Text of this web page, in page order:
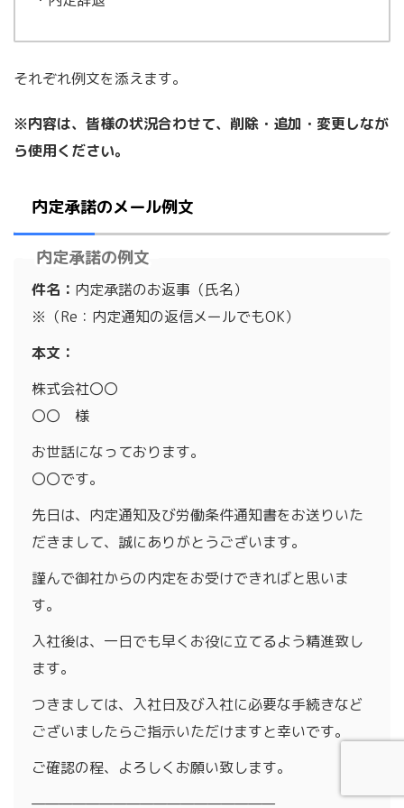
それぞれ例文を添えます。
※内容は、皆様の状況合わせて、削除・追加・変更しなが
ら使用ください。
内定承諾のメール例文
内定承諾の例文
件名： 内定承諾のお返事（氏名）
※（Re：内定通知の返信メールでもOK）
本文：
株式会社〇〇
〇〇 様
お世話になっております。
〇〇です。
先日は、内定通知及び労働条件通知書をお送りいた
だきまして、誠にありがとうございます。
謹んで御社からの内定をお受けできればと思いま
す。
入社後は、一日でも早くお役に立てるよう精進致し
ます。
つきましては、入社日及び入社に必要な手続きなど
ございましたらご指示いただけますと幸いです。
ご確認の程、よろしくお願い致します。
——————————————————